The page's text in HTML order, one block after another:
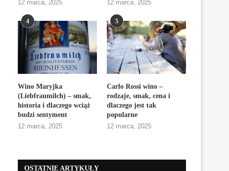
12 marca, 2025
12 marca, 2025
4
Wino Maryjka
(Liebfraumilch) – smak,
historia i dlaczego wciąż
budzi sentyment
12 marca, 2025
5
Carlo Rossi wino –
rodzaje, smak, cena i
dlaczego jest tak
popularne
12 marca, 2025
OSTATNIE ARTYKUŁY